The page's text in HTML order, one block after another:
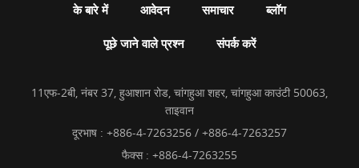
के बारे में आवेदन समाचार ब्लॉग
पूछे जाने वाले प्रश्न संपर्क करें
11एफ-2बी, नंबर 37, हुआशान रोड, चांगहुआ शहर, चांगहुआ काउंटी 50063,
ताइवान
दूरभाष : +886-4-7263256 / +886-4-7263257
फैक्स : +886-4-7263255